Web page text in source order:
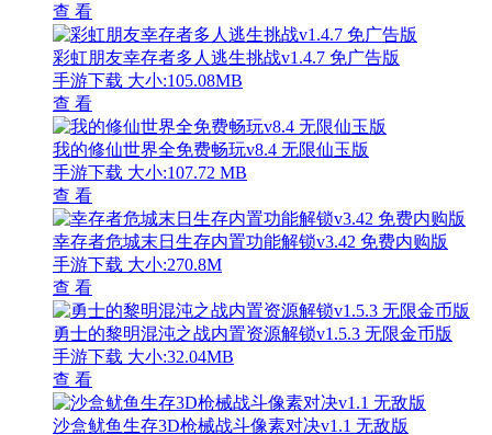
查 看
彩虹朋友幸存者多人逃生挑战v1.4.7 免广告版
手游下载 大小:105.08MB
查 看
我的修仙世界全免费畅玩v8.4 无限仙玉版
手游下载 大小:107.72 MB
查 看
幸存者危城末日生存内置功能解锁v3.42 免费内购版
手游下载 大小:270.8M
查 看
勇士的黎明混沌之战内置资源解锁v1.5.3 无限金币版
手游下载 大小:32.04MB
查 看
沙盒鱿鱼生存3D枪械战斗像素对决v1.1 无敌版